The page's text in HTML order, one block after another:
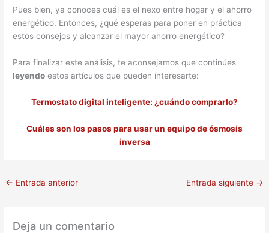
Pues bien, ya conoces cuál es el nexo entre hogar y el ahorro
energético. Entonces, ¿qué esperas para poner en práctica
estos consejos y alcanzar el mayor ahorro energético?
Para finalizar este análisis, te aconsejamos que continúes
leyendo estos artículos que pueden interesarte:
Termostato digital inteligente: ¿cuándo comprarlo?
Cuáles son los pasos para usar un equipo de ósmosis
inversa
← Entrada anterior Entrada siguiente →
Deja un comentario